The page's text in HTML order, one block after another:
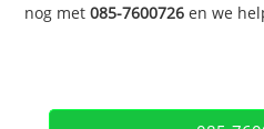
nog met085-7600726 en we